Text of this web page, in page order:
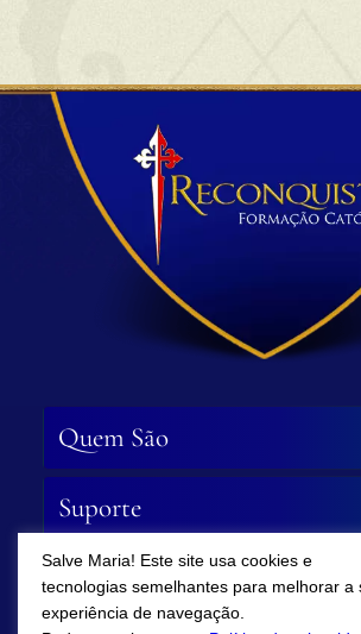
Quem São
Suporte
Siga-nos
Salve Maria! Este site usa cookies e
tecnologias semelhantes para melhorar a
experiência de navegação.